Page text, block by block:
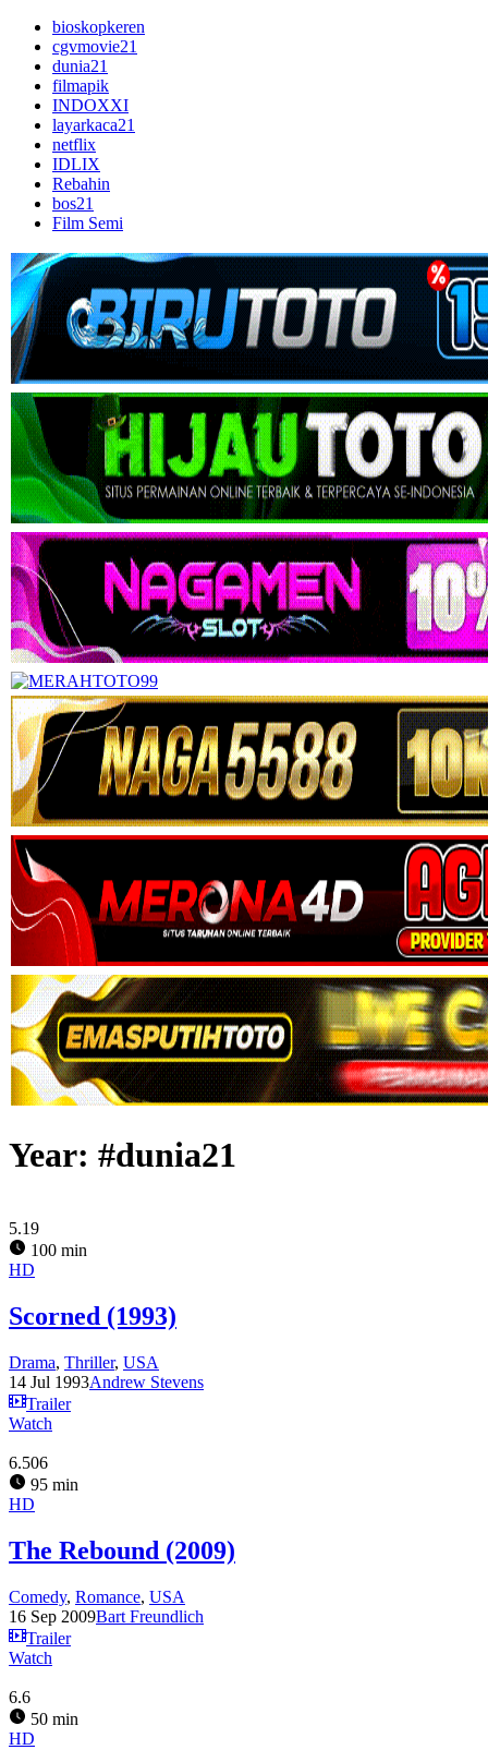
bioskopkeren
cgvmovie21
dunia21
filmapik
INDOXXI
layarkaca21
netflix
IDLIX
Rebahin
bos21
Film Semi
Year: #dunia21
5.19
100 min
HD
Scorned (1993)
Drama, Thriller, USA
14 Jul 1993Andrew Stevens
Trailer
Watch
6.506
95 min
HD
The Rebound (2009)
Comedy, Romance, USA
16 Sep 2009Bart Freundlich
Trailer
Watch
6.6
50 min
HD